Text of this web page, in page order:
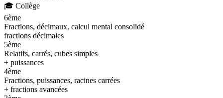
🎓 Collège
6ème
Fractions, décimaux, calcul mental consolidé
fractions décimales
5ème
Relatifs, carrés, cubes simples
+ puissances
4ème
Fractions, puissances, racines carrées
+ fractions avancées